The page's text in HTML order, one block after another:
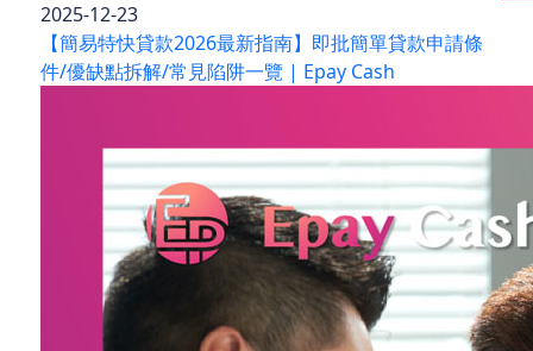
2025-12-23
【簡易特快貸款2026最新指南】即批簡單貸款申請條
件/優缺點拆解/常見陷阱一覽 | Epay Cash